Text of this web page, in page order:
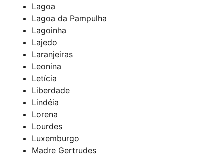
Lagoa
Lagoa da Pampulha
Lagoinha
Lajedo
Laranjeiras
Leonina
Letícia
Liberdade
Lindéia
Lorena
Lourdes
Luxemburgo
Madre Gertrudes